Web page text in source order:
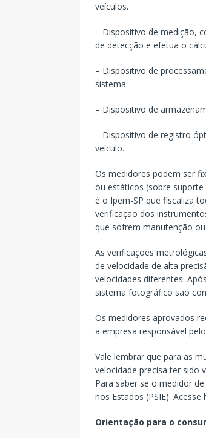
veículos.
– Dispositivo de medição,
de detecção e efetua o
– Dispositivo de
sistema.
– Dispositivo de
– Dispositivo de registro
veículo.
Os medidores podem ser
ou estáticos (sobre
é o Ipem-SP que fiscaliza
verificação dos
que sofrem manutenção
As verificações
de velocidade de alta
velocidades diferentes.
sistema fotográfico são
Os medidores aprovados
a empresa responsável
Vale lembrar que para as
velocidade precisa ter sido
Para saber se o medidor
nos Estados (PSIE).
Orientação para o